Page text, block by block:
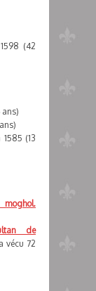
(42
ans)
(13
de
vécu 72